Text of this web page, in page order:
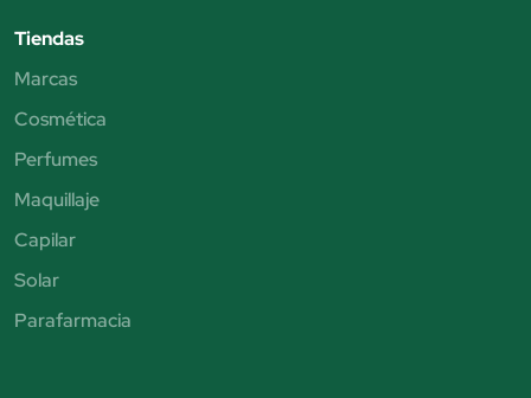
Tiendas
Marcas
Cosmética
Perfumes
Maquillaje
Capilar
Solar
Parafarmacia